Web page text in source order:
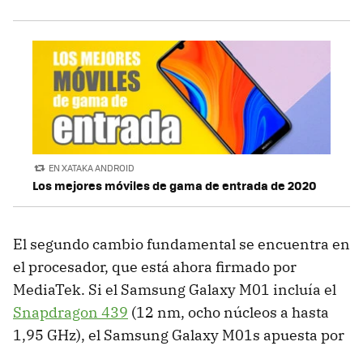
EN XATAKA ANDROID
Los mejores móviles de gama de entrada de 2020
El segundo cambio fundamental se encuentra en
el procesador, que está ahora firmado por
MediaTek. Si el Samsung Galaxy M01 incluía el
Snapdragon 439 (12 nm, ocho núcleos a hasta
1,95 GHz), el Samsung Galaxy M01s apuesta por